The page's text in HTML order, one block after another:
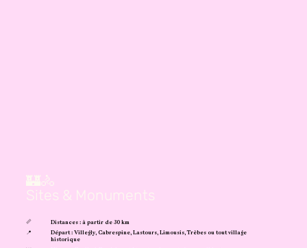
🏰🚴
Sites & Monuments
📏
Distances : à partir de 30 km
📍
Départ : Villegly, Cabrespine, Lastours, Limousis, Trèbes ou tout village
historique